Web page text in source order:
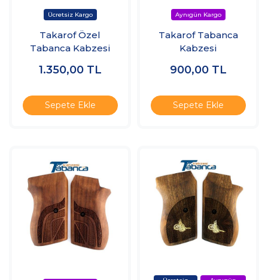
Takarof Özel
Tabanca Kabzesi
1.350,00 TL
Sepete Ekle
Takarof Tabanca
Kabzesi
900,00 TL
Sepete Ekle